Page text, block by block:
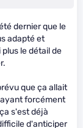
dernier que le
adapté et
le détail de
que ça allait
ayant forcément
s'est déjà
d'anticiper